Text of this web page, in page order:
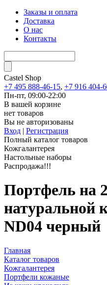
Заказы и оплата
Доставка
О нас
Контакты
Castel Shop
+7 495 888-46-15, +7 916 404-
Пн-пт, 09:00-22:00
В вашей корзине
нет товаров
Вы не авторизованы
Вход | Регистрация
Полный каталог товаров
Кожгалантерея
Настольные наборы
Распродажа!!!
Портфель на
натуральной
ND04 черный
Главная
Каталог товаров
Кожгалантерея
Портфели кожаные